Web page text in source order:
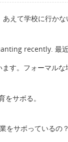
えて学校に行か
recently. 最近
す。フォーマル
サボる。
をサボっているの？